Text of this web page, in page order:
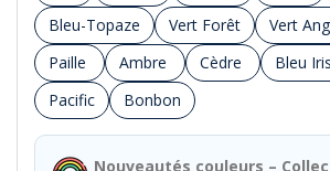
Bleu-Topaze
Vert Forêt Vert
Paille
Ambre Cèdre Bleu Iris
Pacific
Bonbon
Nouveautés couleurs –